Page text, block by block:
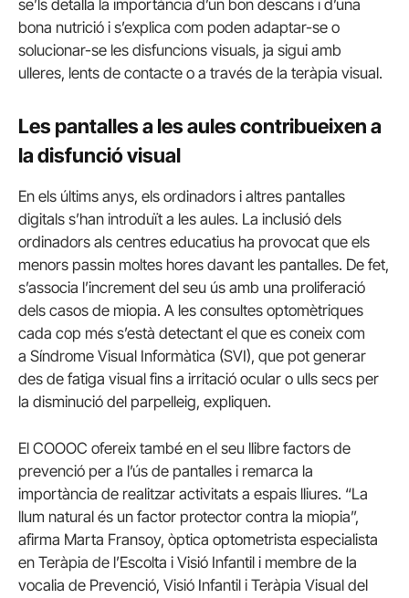
se’ls detalla la importància d’un bon descans i d’una
bona nutrició i s’explica com poden adaptar-se o
solucionar-se les disfuncions visuals, ja sigui amb
ulleres, lents de contacte o a través de la teràpia visual.
Les pantalles a les aules contribueixen a
la disfunció visual
En els últims anys, els ordinadors i altres pantalles
digitals s’han introduït a les aules. La inclusió dels
ordinadors als centres educatius ha provocat que els
menors passin moltes hores davant les pantalles. De fet,
s’associa l’increment del seu ús amb una proliferació
dels casos de miopia. A les consultes optomètriques
cada cop més s’està detectant el que es coneix com
a Síndrome Visual Informàtica (SVI), que pot generar
des de fatiga visual fins a irritació ocular o ulls secs per
la disminució del parpelleig, expliquen.
El COOOC ofereix també en el seu llibre factors de
prevenció per a l’ús de pantalles i remarca la
importància de realitzar activitats a espais lliures. “La
llum natural és un factor protector contra la miopia”,
afirma Marta Fransoy, òptica optometrista especialista
en Teràpia de l’Escolta i Visió Infantil i membre de la
vocalia de Prevenció, Visió Infantil i Teràpia Visual del